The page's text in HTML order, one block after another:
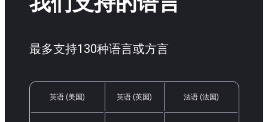
最多支持130种语言或方言
英语 (美国) 英语 (英国) 法语 (法国)